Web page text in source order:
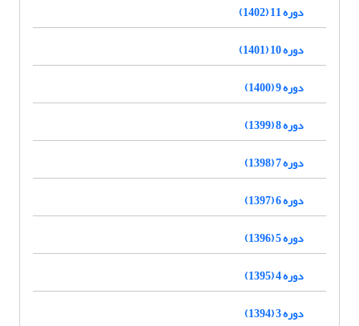
دوره 11 (1402)
دوره 10 (1401)
دوره 9 (1400)
دوره 8 (1399)
دوره 7 (1398)
دوره 6 (1397)
دوره 5 (1396)
دوره 4 (1395)
دوره 3 (1394)